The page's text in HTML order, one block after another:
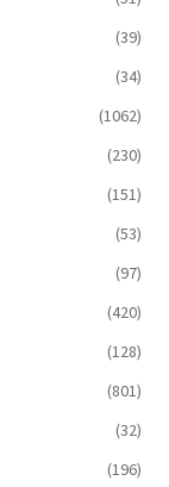
(39)
(34)
(1062)
(230)
(151)
(53)
(97)
(420)
(128)
(801)
(32)
(196)